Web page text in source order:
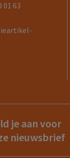
01 63
je aan voor
nieuwsbrief